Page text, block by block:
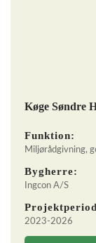
Køge Søndre
Funktion:
Miljørådgivning,
Bygherre:
Ingcon A/S
2023-2026